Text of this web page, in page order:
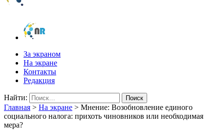
newsroom.su
Новости о новостях
За экраном
На экране
Контакты
Редакция
Найти:
Главная > На экране > Мнение: Возобновление единого
социального налога: прихоть чиновников или необходимая
мера?